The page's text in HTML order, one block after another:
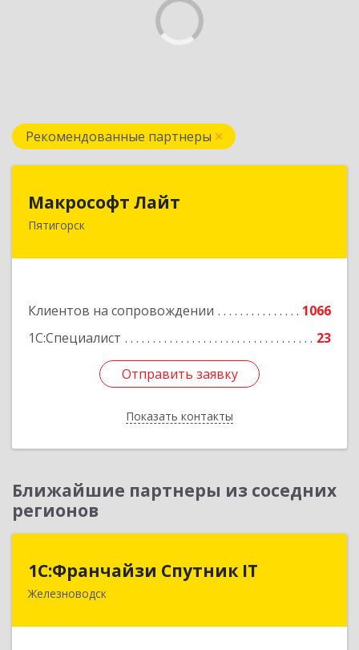
Рекомендованные партнеры
Макрософт Лайт
Пятигорск
Клиентов на сопровождении
1066
1С:Специалист
23
Отправить заявку
Показать контакты
357501, Ставропольский край, Пятигорск г,
Отправить заявку
Назад
Ближайшие партнеры из соседних
регионов
1С:Франчайзи Спутник IT
Железноводск
1С:Франчайзи Спутник IT
357430, Ставропольский край, город-курорт